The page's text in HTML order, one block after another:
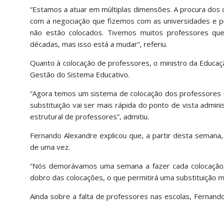
“Estamos a atuar em múltiplas dimensões. A procura
com a negociação que fizemos com as universidades
não estão colocados. Tivemos muitos professores
décadas, mas isso está a mudar”, referiu.
Quanto à colocação de professores, o ministro da
Gestão do Sistema Educativo.
“Agora temos um sistema de colocação dos
substituição vai ser mais rápida do ponto de vista
estrutural de professores”, admitiu.
Fernando Alexandre explicou que, a partir desta
de uma vez.
“Nós demorávamos uma semana a fazer cada
dobro das colocações, o que permitirá uma substituição
Ainda sobre a falta de professores nas escolas,